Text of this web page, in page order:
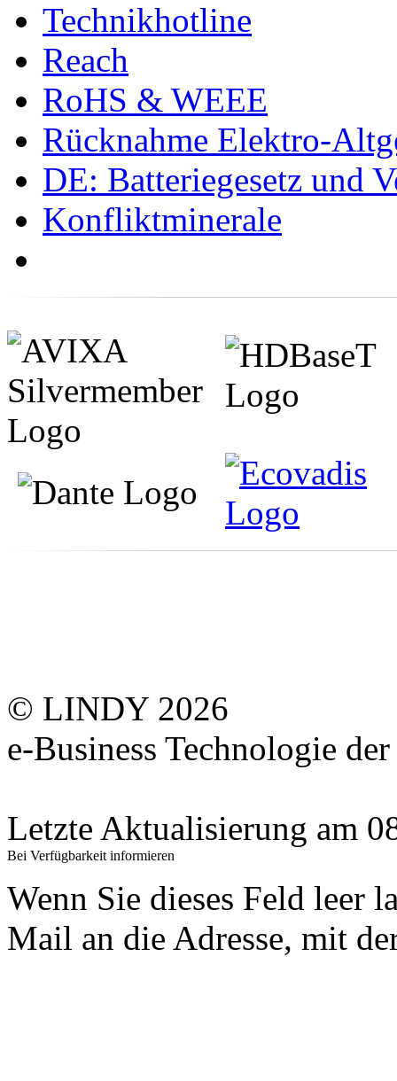
Technikhotline
Reach
RoHS & WEEE
Rücknahme Elektro-
DE: Batteriegesetz und
Konfliktminerale
© LINDY 2026
e-Business Technologie
Letzte Aktualisierung am
Bei Verfügbarkeit informieren
Wenn Sie dieses Feld leer
Mail an die Adresse, mit